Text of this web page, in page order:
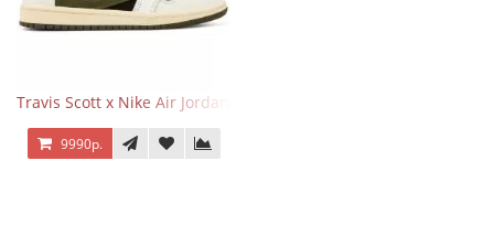
Travis Scott x Nike Air Jordan 1 Retro Low OG SP Olive
9990р.